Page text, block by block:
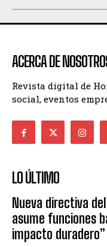
ACERCA DE
Revista digital de
social, eventos
LO ÚLTIMO
Nueva directiva
asume funciones
impacto duradero”